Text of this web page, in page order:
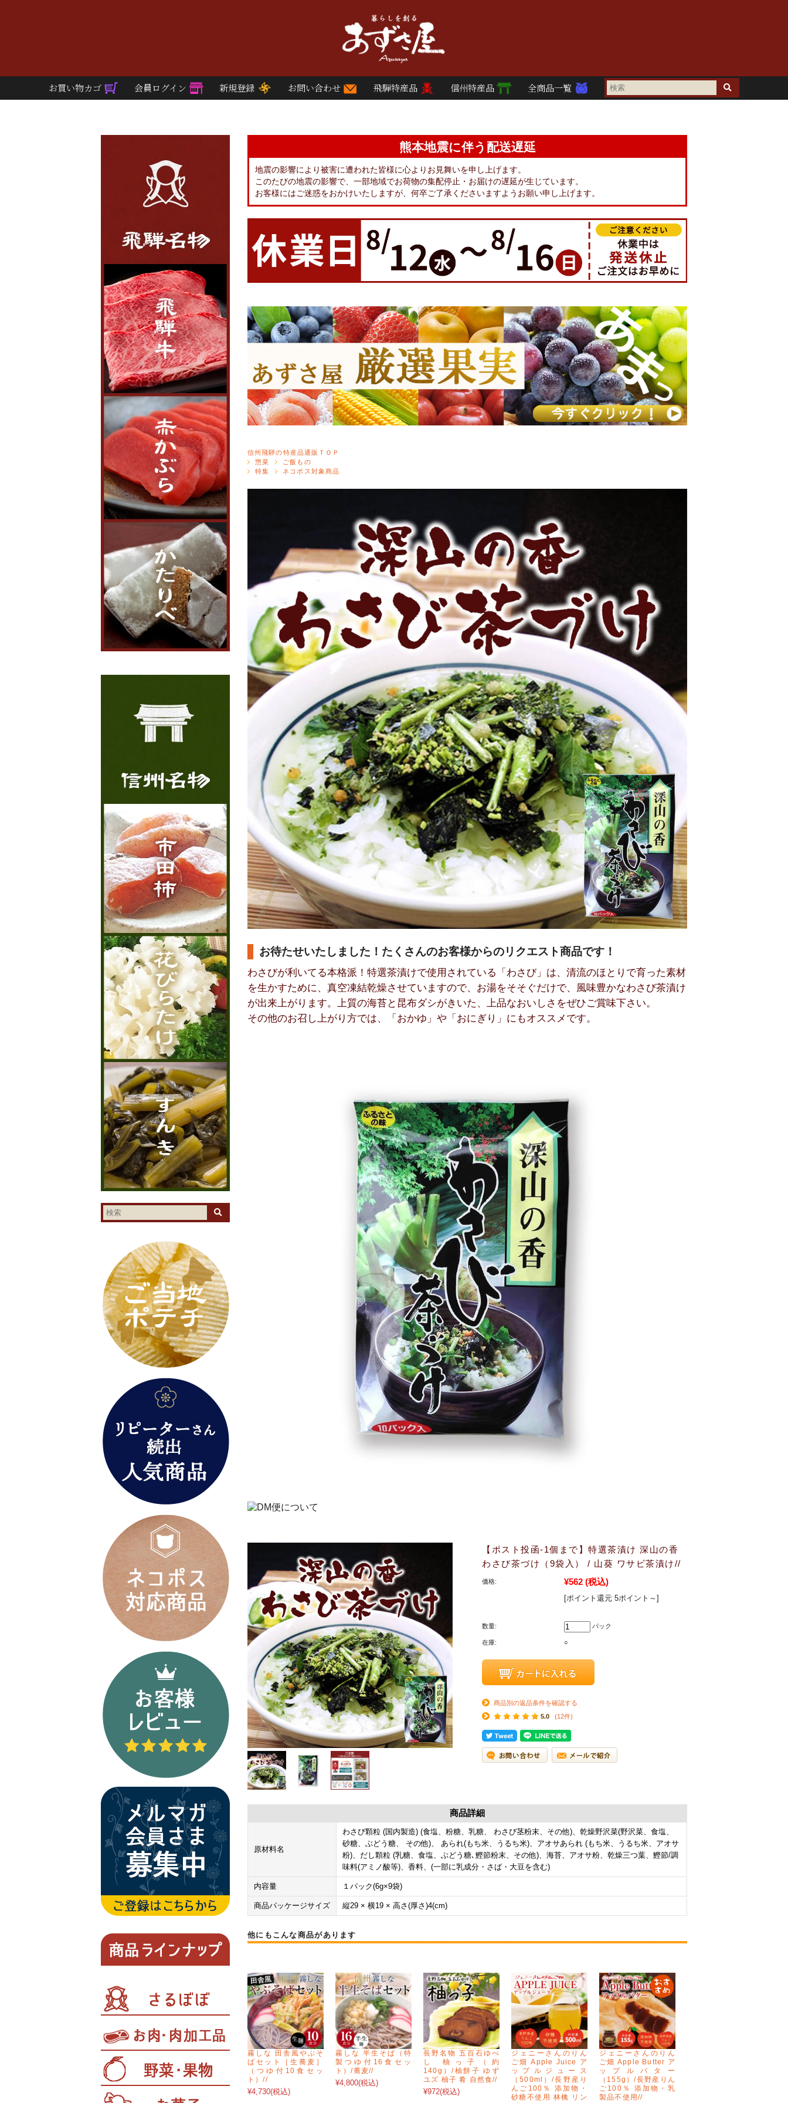
お買い物カゴ 会員ログイン 新規登録 お問い合わせ 飛騨特産品 信州特産品 全商品一覧
熊本地震に伴う配送遅延
地震の影響により被害に遭われた皆様に心よりお見舞いを申し上げます。
このたびの地震の影響で、一部地域でお荷物の集配停止・お届けの遅延が生じています。
お客様にはご迷惑をおかけいたしますが、何卒ご了承くださいますようお願い申し上げます。
信州飛騨の特産品通販ＴＯＰ
惣菜
ご飯もの
特集
ネコポス対象商品
お待たせいたしました！たくさんのお客様からのリクエスト商品です！
わさびが利いてる本格派！特選茶漬けで使用されている「わさび」は、清流のほとりで育った素材
を生かすために、真空凍結乾燥させていますので、お湯をそそぐだけで、風味豊かなわさび茶漬け
が出来上がります。上質の海苔と昆布ダシがきいた、上品なおいしさをぜひご賞味下さい。
その他のお召し上がり方では、「おかゆ」や「おにぎり」にもオススメです。
【ポスト投函-1個まで】特選茶漬け 深山の香
わさび茶づけ（9袋入） / 山葵 ワサビ茶漬け//
価格: ¥562 (税込)
[ポイント還元 5ポイント～]
数量: パック
在庫: ○
商品別の返品条件を確認する
5.0
(12件)
商品詳細
原材料名
わさび顆粒 (国内製造) (食塩、粉糖、乳糖、 わさび茎粉末、その他)、乾燥野沢菜(野沢菜、食塩、
砂糖、ぶどう糖、 その他)、 あられ(もち米、うるち米)、アオサあられ (もち米、うるち米、アオサ
粉)、だし顆粒 (乳糖、食塩、ぶどう糖､鰹節粉末、その他)、海苔、アオサ粉、乾燥三つ葉、鰹節/調
味料(アミノ酸等)、香料、(一部に乳成分・さば・大豆を含む)
内容量 １パック(6g×9袋)
商品パッケージサイズ 縦29 × 横19 × 高さ(厚さ)4(cm)
他にもこんな商品があります
霧しな 田舎風やぶそ
ばセット［生蕎麦］
（つゆ付10食セッ
ト）//
¥4,730(税込)
霧しな 半生そば（特
製つゆ付16食セッ
ト）/蕎麦//
¥4,800(税込)
長野名物 五百石ゆべ
し 柚っ子（約
140g）/柚餅子 ゆず
ユズ 柚子 肴 自然食//
¥972(税込)
ジェニーさんのりん
ご畑 Apple Juice ア
ップルジュース
（500ml）/長野産り
んご100％ 添加物・
砂糖不使用 林檎 リン
ジェニーさんのりん
ご畑 Apple Butter ア
ップルバター
（155g）/長野産りん
ご100％ 添加物・乳
製品不使用//